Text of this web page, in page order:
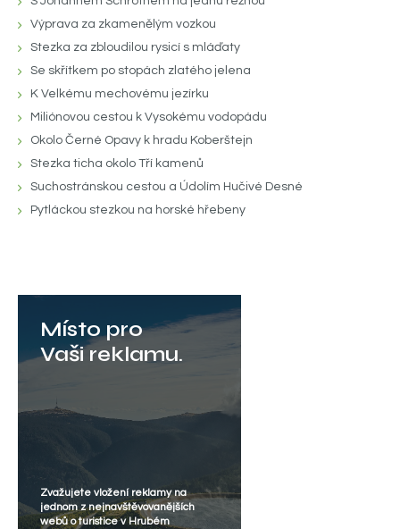
Výprava za zkamenělým vozkou
Stezka za zbloudilou rysicí s mláďaty
Se skřítkem po stopách zlatého jelena
K Velkému mechovému jezírku
Miliónovou cestou k Vysokému vodopádu
Okolo Černé Opavy k hradu Koberštejn
Stezka ticha okolo Tří kamenů
Suchostránskou cestou a Údolím Hučivé Desné
Pytláckou stezkou na horské hřebeny
Místo pro
Vaši reklamu.
Zvažujete vložení reklamy na
jednom z nejnavštěvovanějších
webů o turistice v Hrubém